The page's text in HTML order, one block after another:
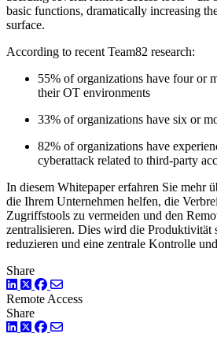
basic functions, dramatically increasing
surface.
According to recent Team82 research:
55% of organizations have four or
their OT environments
33% of organizations have six or
82% of organizations have
cyberattack related to third-party
In diesem Whitepaper erfahren Sie mehr
die Ihrem Unternehmen helfen, die
Zugriffstools zu vermeiden und den
zentralisieren. Dies wird die Produktivität
reduzieren und eine zentrale Kontrolle
Share
LinkedIn
TwitterFacebook
Remote Access
Share
LinkedIn
TwitterFacebook